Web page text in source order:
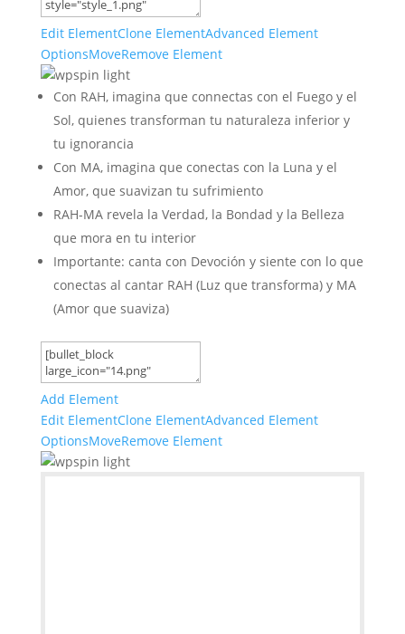
Edit ElementClone ElementAdvanced Element
OptionsMoveRemove Element
Con RAH, imagina que connectas con el Fuego y el
Sol, quienes transforman tu naturaleza inferior y
tu ignorancia
Con MA, imagina que conectas con la Luna y el
Amor, que suavizan tu sufrimiento
RAH-MA revela la Verdad, la Bondad y la Belleza
que mora en tu interior
Importante: canta con Devoción y siente con lo que
conectas al cantar RAH (Luz que transforma) y MA
(Amor que suaviza)
Add Element
Edit ElementClone ElementAdvanced Element
OptionsMoveRemove Element